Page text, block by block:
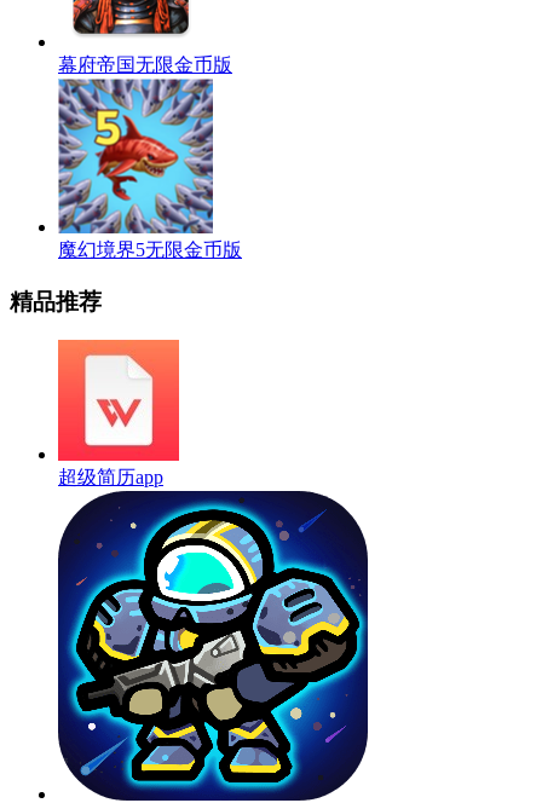
幕府帝国无限金币版
魔幻境界5无限金币版
精品推荐
超级简历app